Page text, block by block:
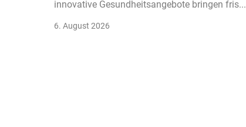
innovative Gesundheitsangebote bringen fris...
6. August 2026